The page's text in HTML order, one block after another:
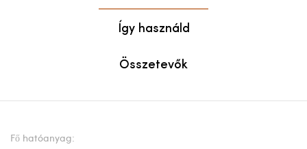
Így használd
Összetevők
Fő hatóanyag: